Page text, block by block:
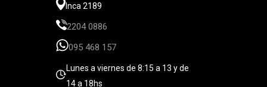
Inca 2189
2204 0886
095 468 157
Lunes a viernes de 8:15 a 13 y de
14 a 18hs